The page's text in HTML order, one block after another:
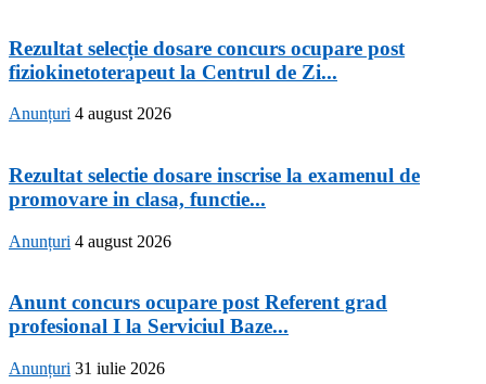
Rezultat selecție dosare concurs ocupare post
fiziokinetoterapeut la Centrul de Zi...
Anunțuri 4 august 2026
Rezultat selectie dosare inscrise la examenul de
promovare in clasa, functie...
Anunțuri 4 august 2026
Anunt concurs ocupare post Referent grad
profesional I la Serviciul Baze...
Anunțuri 31 iulie 2026